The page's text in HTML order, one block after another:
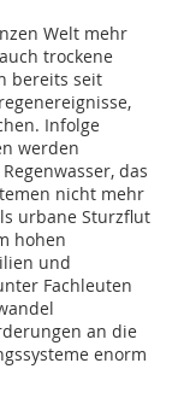
Welt mehr
trockene
bereits seit
Infolge
werden
das
nicht mehr
urbane Sturzflut
hohen
und
Fachleuten
an die
enorm